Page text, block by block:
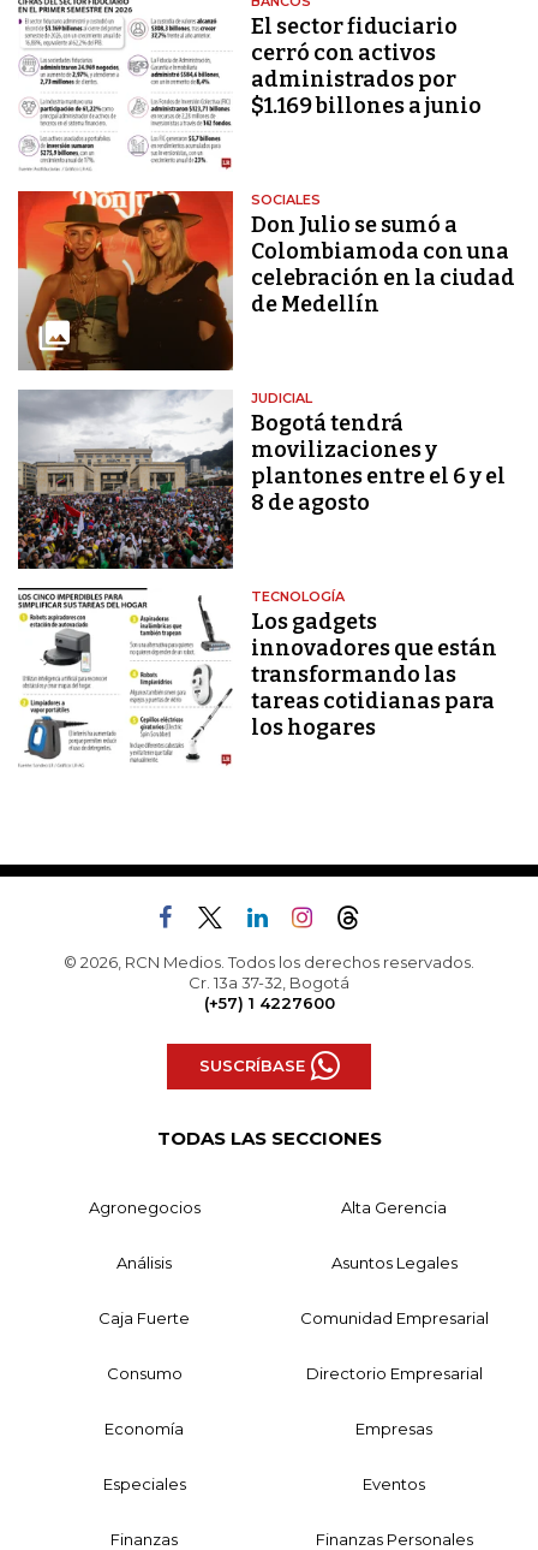
El sector fiduciario
cerró con activos
administrados por
$1.169 billones a junio
SOCIALES
Don Julio se sumó a
Colombiamoda con una
celebración en la ciudad
de Medellín
JUDICIAL
Bogotá tendrá
movilizaciones y
plantones entre el 6 y el
8 de agosto
TECNOLOGÍA
Los gadgets
innovadores que están
transformando las
tareas cotidianas para
los hogares
© 2026, RCN Medios. Todos los derechos reservados.
Cr. 13a 37-32, Bogotá
(+57) 1 4227600
SUSCRÍBASE
TODAS LAS SECCIONES
Agronegocios Alta Gerencia
Análisis Asuntos Legales
Caja Fuerte Comunidad Empresarial
Consumo Directorio Empresarial
Economía Empresas
Especiales Eventos
Finanzas Finanzas Personales